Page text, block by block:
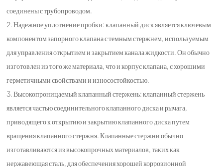
соединены с трубопроводом.
2. Надежное уплотнение пробки: клапанный диск является ключевым
компонентом запорного клапана с темным стержнем, используемым
для управления открытием и закрытием канала жидкости. Он обычно
изготовлен из того же материала, что и корпус клапана, с хорошими
герметичными свойствами и износостойкостью.
3. Высокопроницаемый клапанный стержень: клапанный стержень
является частью соединительного клапанного диска и рычага,
приводящего к открытию и закрытию клапанного диска путем
вращения клапанного стержня. Клапанные стержни обычно
изготавливаются из высокопрочных материалов, таких как
нержавеющая сталь, для обеспечения хорошей коррозионной